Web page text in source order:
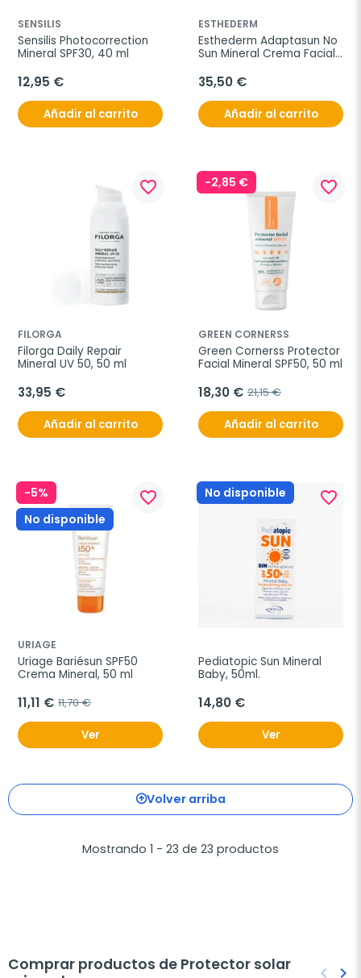
SENSILIS
Sensilis Photocorrection
Mineral SPF30, 40 ml
12,95 €
Añadir al carrito
ESTHEDERM
Esthederm Adaptasun No
Sun Mineral Crema Facial,
35,50 €
Añadir al carrito
favorite_border
FILORGA
Filorga Daily Repair
Mineral UV 50, 50 ml
33,95 €
Añadir al carrito
-2,85 € favorite_border
GREEN CORNERSS
Green Cornerss Protector
Facial Mineral SPF50, 50 ml
18,30 € 21,15 €
Añadir al carrito
-5%
No disponible
favorite_border
URIAGE
Uriage Bariésun SPF50
Crema Mineral, 50 ml
11,11 € 11,70 €
Ver
No disponible favorite_border
Pediatopic Sun Mineral
Baby, 50ml.
14,80 €
Ver
Volver arriba
Mostrando 1 - 23 de 23 productos
Comprar productos de Protector solar
keyboard_arrow_left keyboard_arrow_right